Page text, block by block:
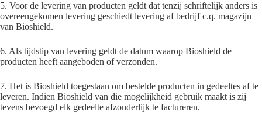
5. Voor de levering van producten geldt dat tenzij schriftelijk anders is
overeengekomen levering geschiedt levering af bedrijf c.q. magazijn
van Bioshield.
6. Als tijdstip van levering geldt de datum waarop Bioshield de
producten heeft aangeboden of verzonden.
7. Het is Bioshield toegestaan om bestelde producten in gedeeltes af te
leveren. Indien Bioshield van die mogelijkheid gebruik maakt is zij
tevens bevoegd elk gedeelte afzonderlijk te factureren.